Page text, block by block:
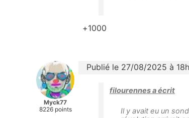
+1000
Myck77
8226 points
Publié le 27/08/2025 à
filourennes a écrit
Il y avait eu un